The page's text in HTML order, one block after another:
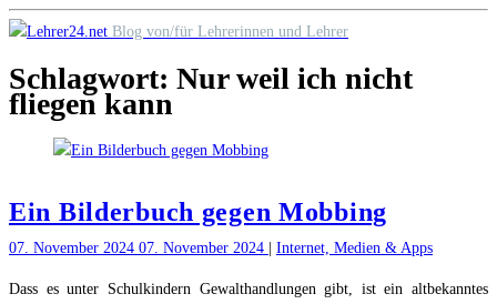
Skip
content
Blog von/für Lehrerinnen und Lehrer
Schlagwort: Nur weil ich nicht
fliegen kann
Ein Bilderbuch gegen Mobbing
07. November 2024 07. November 2024 Internet, Medien & Apps
Dass es unter Schulkindern Gewalthandlungen gibt, ist ein altbekanntes